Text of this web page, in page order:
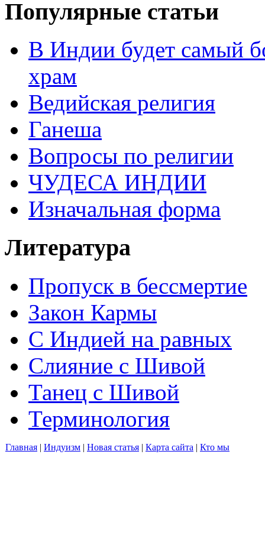
Популярные статьи
В Индии будет самый
храм
Ведийская религия
Ганеша
Вопросы по религии
ЧУДЕСА ИНДИИ
Изначальная форма
Литература
Пропуск в бессмертие
Закон Кармы
С Индией на равных
Слияние с Шивой
Танец с Шивой
Терминология
Главная | Индуизм | Новая статья | Карта сайта | Кто мы